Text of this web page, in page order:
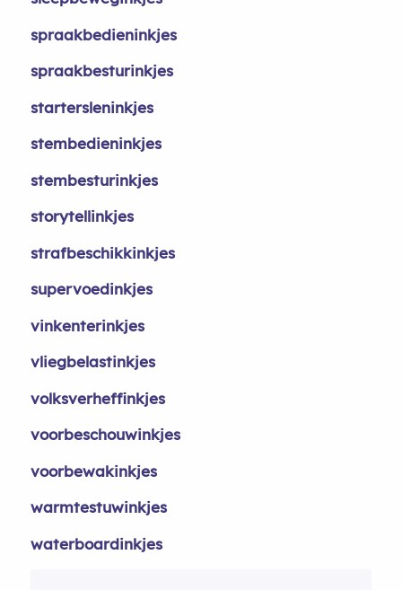
spraakbedieninkjes
spraakbesturinkjes
startersleninkjes
stembedieninkjes
stembesturinkjes
storytellinkjes
strafbeschikkinkjes
supervoedinkjes
vinkenterinkjes
vliegbelastinkjes
volksverheffinkjes
voorbeschouwinkjes
voorbewakinkjes
warmtestuwinkjes
waterboardinkjes